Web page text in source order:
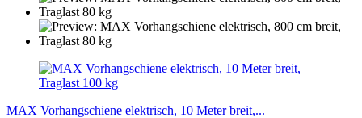
MAX Vorhangschiene elektrisch, 10 Meter breit,...